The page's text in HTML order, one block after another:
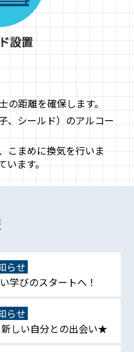
距離を確保します。
、シールド）のアルコー
こまめに換気を行いま
います。
らせ
学びのスタートへ！
らせ
しい自分との出会い★